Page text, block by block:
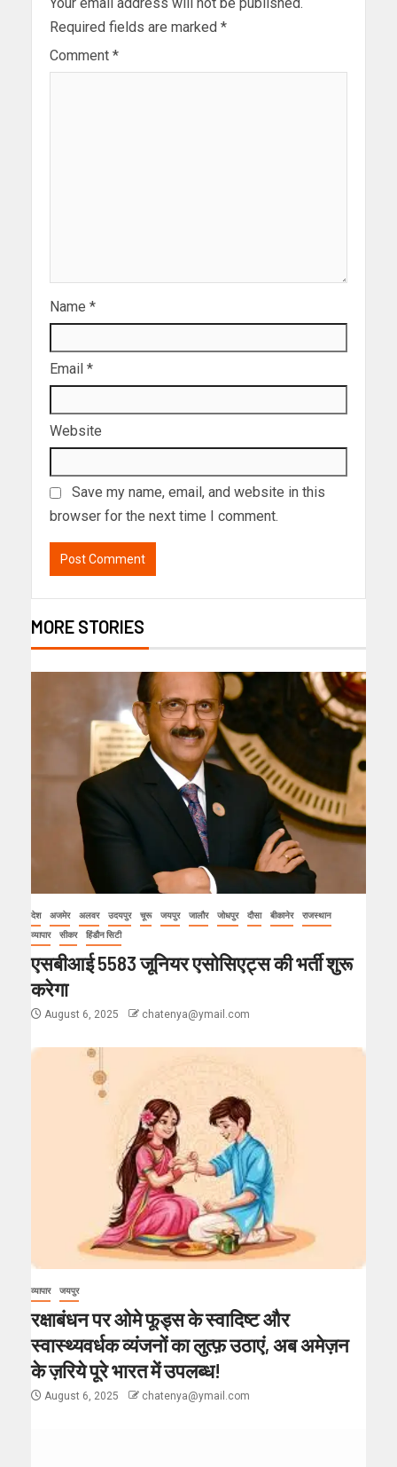
Required fields are marked *
Comment *
Name *
Email *
Website
Save my name, email, and website in this
browser for the next time I comment.
MORE STORIES
देश अजमेर अलवर उदयपुर चूरू जयपुर जालौर जोधपुर दौसा बीकानेर
राजस्थान
व्यापार
सीकर हिंडौन सिटी
एसबीआई 5583 जूनियर एसोसिएट्स की भर्ती शुरू
करेगा
August 6, 2025 chatenya@ymail.com
व्यापार जयपुर
रक्षाबंधन पर ओमे फूड्स के स्वादिष्ट और
स्वास्थ्यवर्धक व्यंजनों का लुत्फ़ उठाएं, अब अमेज़न
के ज़रिये पूरे भारत में उपलब्ध!
August 6, 2025 chatenya@ymail.com